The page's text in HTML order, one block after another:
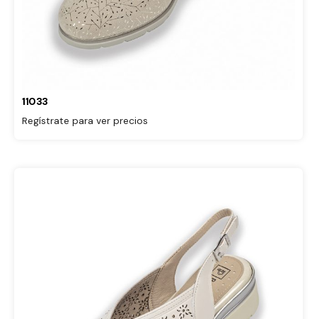
11033
Regístrate para ver precios